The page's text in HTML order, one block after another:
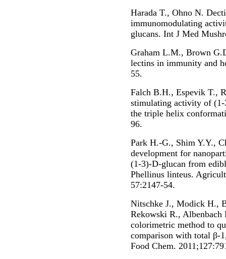
Harada T., Ohno N.
immunomodulating
glucans. Int J Med
Graham L.M., Brown
lectins in immunity and
55.
Falch B.H., Espevik T.,
stimulating activity of (1-
the triple helix
96.
Park H.-G., Shim Y.Y.,
development for
(1-3)-D-glucan from
Phellinus linteus.
57:2147-54.
Nitschke J., Modick H.,
Rekowski R.,
colorimetric method to
comparison with total β-
Food Chem.